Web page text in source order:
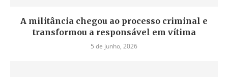
A militância chegou ao processo criminal e
transformou a responsável em vítima
5 de junho, 2026